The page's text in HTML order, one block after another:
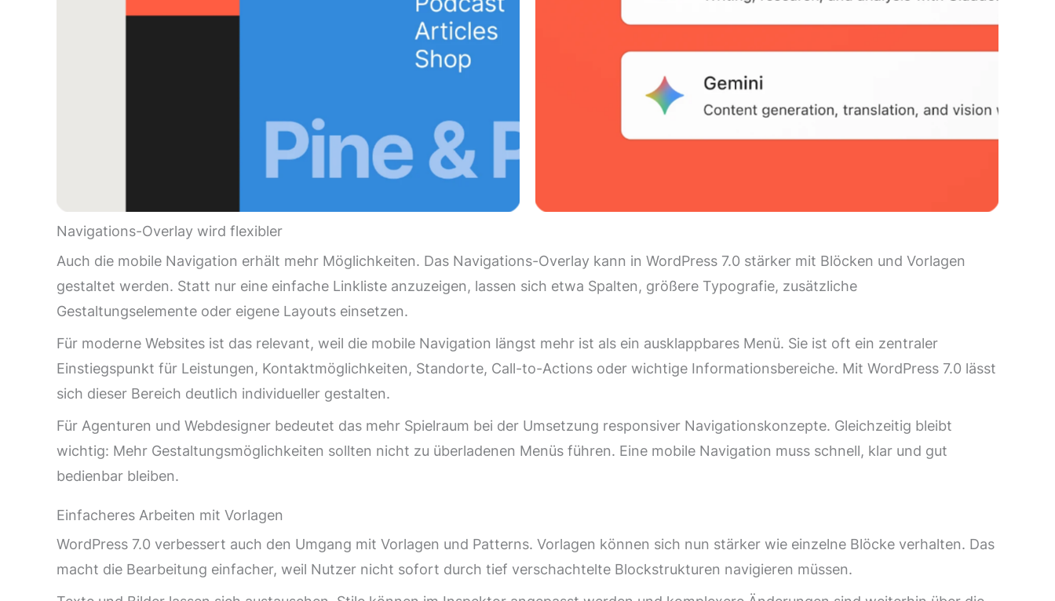
Navigations-Overlay wird flexibler
Auch die mobile Navigation erhält mehr Möglichkeiten. Das Navigations-Overlay kann in WordPress 7.0 stärker mit Blöcken und Vorlagen
gestaltet werden. Statt nur eine einfache Linkliste anzuzeigen, lassen sich etwa Spalten, größere Typografie, zusätzliche
Gestaltungselemente oder eigene Layouts einsetzen.
Für moderne Websites ist das relevant, weil die mobile Navigation längst mehr ist als ein ausklappbares Menü. Sie ist oft ein zentraler
Einstiegspunkt für Leistungen, Kontaktmöglichkeiten, Standorte, Call-to-Actions oder wichtige Informationsbereiche. Mit WordPress 7.0 lässt
sich dieser Bereich deutlich individueller gestalten.
Für Agenturen und Webdesigner bedeutet das mehr Spielraum bei der Umsetzung responsiver Navigationskonzepte. Gleichzeitig bleibt
wichtig: Mehr Gestaltungsmöglichkeiten sollten nicht zu überladenen Menüs führen. Eine mobile Navigation muss schnell, klar und gut
bedienbar bleiben.
Einfacheres Arbeiten mit Vorlagen
WordPress 7.0 verbessert auch den Umgang mit Vorlagen und Patterns. Vorlagen können sich nun stärker wie einzelne Blöcke verhalten. Das
macht die Bearbeitung einfacher, weil Nutzer nicht sofort durch tief verschachtelte Blockstrukturen navigieren müssen.